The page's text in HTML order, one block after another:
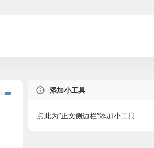
添加小工具
点此为“正文侧边栏”添加小工具